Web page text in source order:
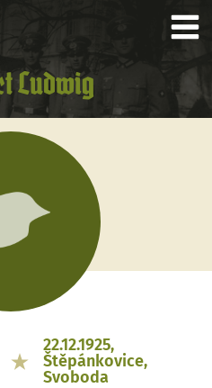
Ludwig
22.12.1925,
Štěpánkovice,
Svoboda